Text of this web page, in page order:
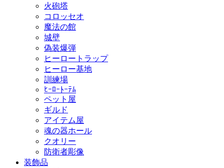
火砲塔
コロッセオ
魔法の館
城壁
偽装爆弾
ヒーロートラップ
ヒーロー基地
訓練場
ﾋｰﾛｰﾄｰﾃﾑ
ペット屋
ギルド
アイテム屋
魂の器ホール
クオリー
防衛者彫像
装飾品